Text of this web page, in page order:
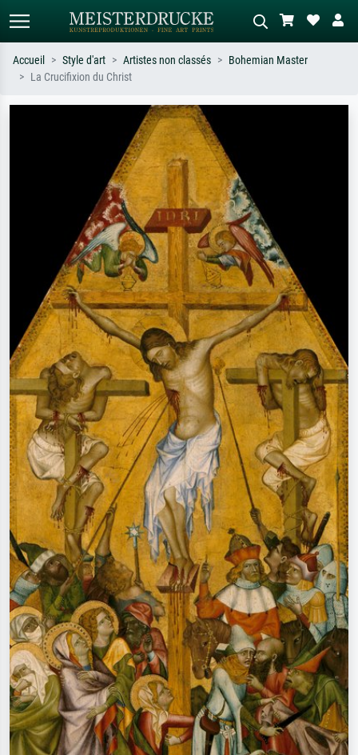
Recherchez par artiste, titre ou style –
ex. Monet, Nuit étoilée,
impressionnisme, vague de Hokusai,
Décrivez la scène – ex. prairie verte,
abstrait avec beaucoup de rouge,
tableau sombre, nu debout près d'un
Accueil Style d'art Artistes non classés
Bohemian Master
La Crucifixion du Christ